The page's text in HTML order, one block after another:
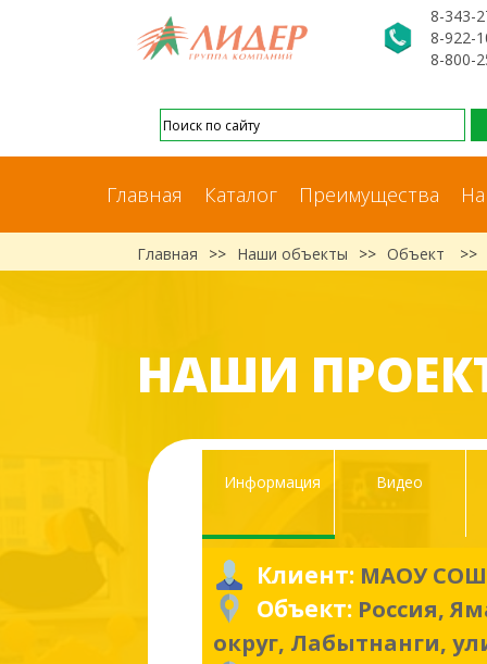
8-343-
8-922-
8-800-
Главная Каталог Преимущества
Главная >> Наши объекты >> Объект >>
НАШИ
Информация Видео
Клиент: МАОУ
Объект: Россия,
округ, Лабытнанги,